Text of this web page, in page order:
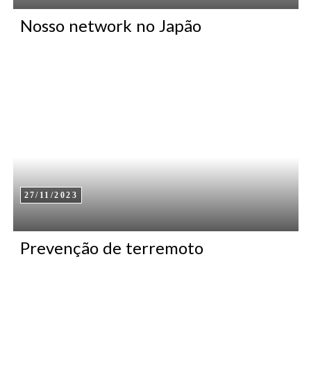
Nosso network no Japão
27/11/2023
Prevenção de terremoto